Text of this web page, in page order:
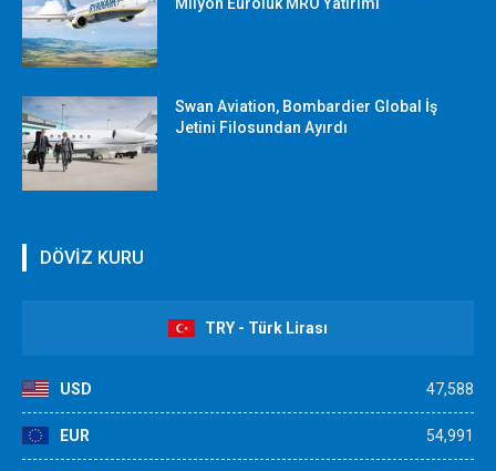
Swan Aviation, Bombardier Global İş
Jetini Filosundan Ayırdı
DÖVİZ KURU
TRY - Türk Lirası
USD 47,588
EUR 54,991